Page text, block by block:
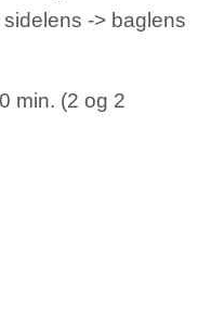
-> baglens
min. (2 og 2